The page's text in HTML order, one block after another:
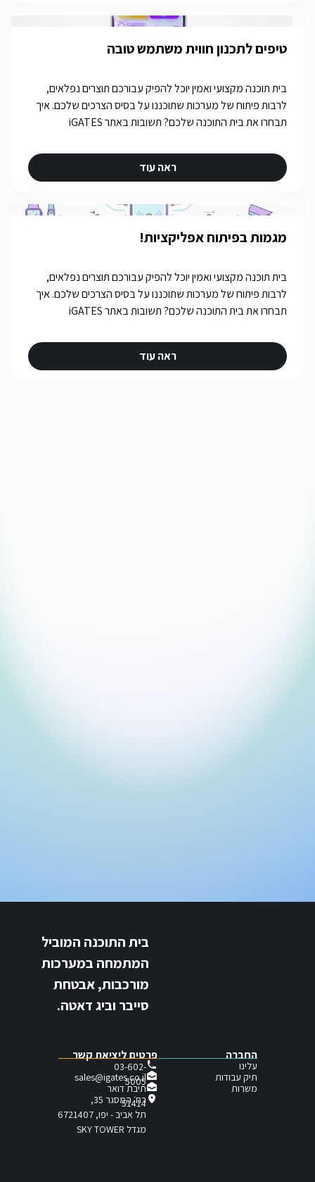
טיפים לתכנון חווית משתמש טובה
בית תוכנה מקצועי ואמין יוכל להפיק עבורכם תוצרים נפלאים,
לרבות פיתוח של מערכות שתוכננו על בסיס הצרכים שלכם. איך
תבחרו את בית התוכנה שלכם? תשובות באתר iGATES
ראה עוד
מגמות בפיתוח אפליקציות!
בית תוכנה מקצועי ואמין יוכל להפיק עבורכם תוצרים נפלאים,
לרבות פיתוח של מערכות שתוכננו על בסיס הצרכים שלכם. איך
תבחרו את בית התוכנה שלכם? תשובות באתר iGATES
ראה עוד
בית התוכנה המוביל
המתמחה במערכות
מורכבות, אבטחת
סייבר וביג דאטה.
פרטים ליציאת קשר
03-602-
5005
sales@igates.co.il
תיבת דואר
51414
רח׳ המסגר 35,
תל אביב - יפו, 6721407
מגדל SKY TOWER
החברה
עלינו
תיק עבודות
משרות